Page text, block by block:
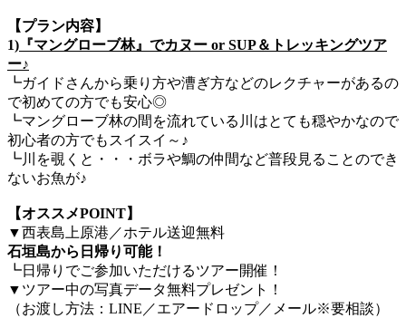
【プラン内容】
1) 『マングローブ林』でカヌー or SUP＆トレッキングツア
ー♪
┗ガイドさんから乗り方や漕ぎ方などのレクチャーがあるの
で初めての方でも安心◎
┗マングローブ林の間を流れている川はとても穏やかなので
初心者の方でもスイスイ～♪
┗川を覗くと・・・ボラや鯛の仲間など普段見ることのでき
ないお魚が♪
【オススメPOINT】
▼西表島上原港／ホテル送迎無料
石垣島から日帰り可能！
┗日帰りでご参加いただけるツアー開催！
▼ツアー中の写真データ無料プレゼント！
（お渡し方法：LINE／エアードロップ／メール※要相談）